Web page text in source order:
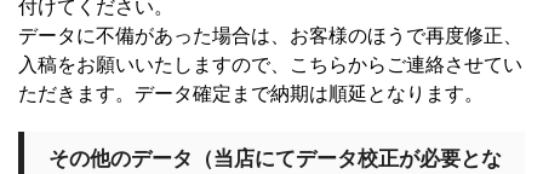
データに不備があった場合は、お客様のほうで再度修正、
入稿をお願いいたしますので、こちらからご連絡させてい
ただきます。データ確定まで納期は順延となります。
その他のデータ（当店にてデータ校正が必要とな